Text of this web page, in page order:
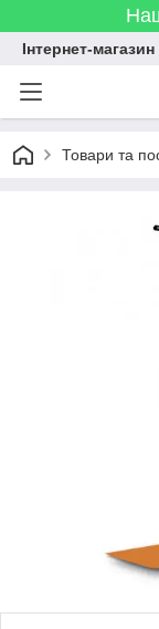
Інтернет-
Товари та